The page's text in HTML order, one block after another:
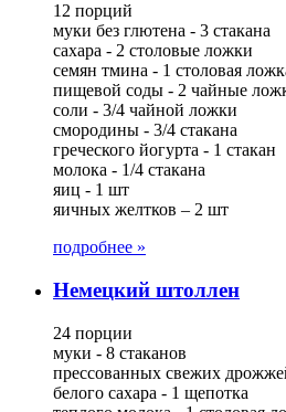
12 порций
муки без глютена - 3 стакана
сахара - 2 столовые ложки
семян тмина - 1 столовая
пищевой соды - 2 чайные
соли - 3/4 чайной ложки
смородины - 3/4 стакана
греческого йогурта - 1 стакан
молока - 1/4 стакана
яиц - 1 шт
яичных желтков – 2 шт
подробнее »
Немецкий штоллен
24 порции
муки - 8 стаканов
прессованных свежих
белого сахара - 1 щепотка